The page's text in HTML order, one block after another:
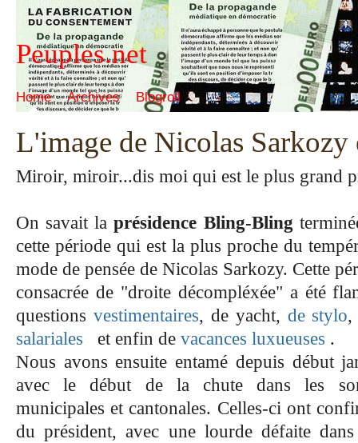
Peuples.net
Home Archives Blogroll
L'image de Nicolas Sarkozy
Miroir, miroir...dis moi qui est le plus grand
On savait laprésidence Bling-Bling
cette période qui est la plus proche du
mode de pensée de Nicolas Sarkozy. Cette
consacrée de "droite décompléxée" a été
questions vestimentaires, de yacht, de stylo,
salariales
et enfin de vacances luxueuses .
Nous avons ensuite entamé depuis début
avec le début de la chute dans les
municipales et cantonales. Celles-ci ont
du président, avec une lourde défaite